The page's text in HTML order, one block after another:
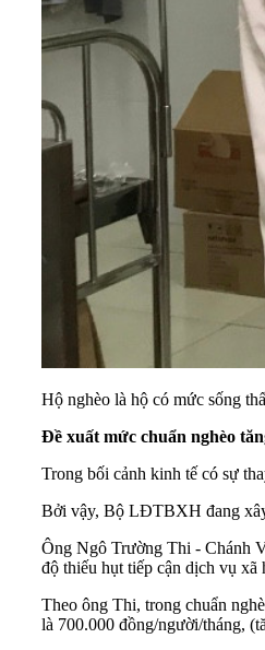
Hộ nghèo là hộ có mức sống
Đề xuất mức chuẩn nghèo
Trong bối cảnh kinh tế có sự
Bởi vậy, Bộ LĐTBXH đang xây
Ông Ngô Trường Thi - Chánh
độ thiếu hụt tiếp cận dịch vụ xã
Theo ông Thi, trong chuẩn
là 700.000 đồng/người/tháng,